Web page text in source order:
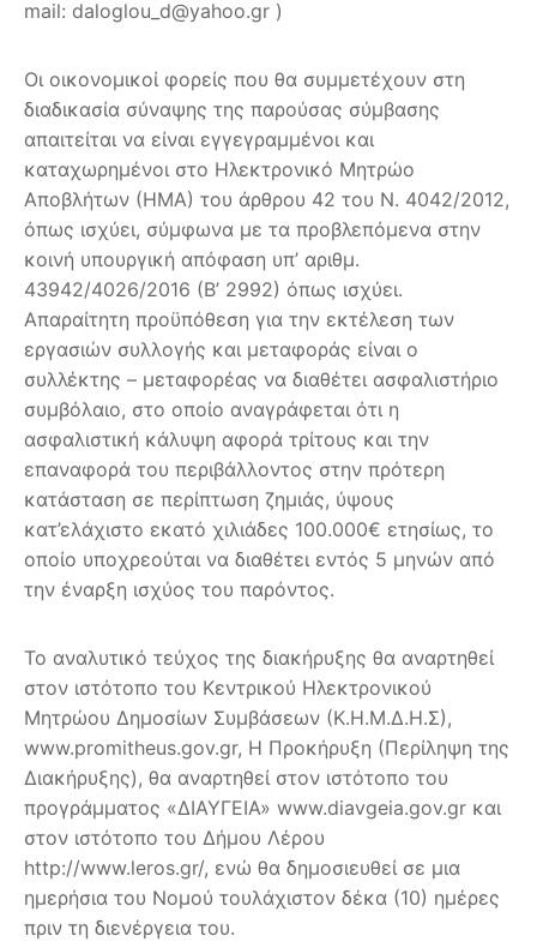
mail: daloglou_d@yahoo.gr )
Οι οικονομικοί φορείς που θα συμμετέχουν στη
διαδικασία σύναψης της παρούσας σύμβασης
απαιτείται να είναι εγγεγραμμένοι και
καταχωρημένοι στο Ηλεκτρονικό Μητρώο
Αποβλήτων (ΗΜΑ) του άρθρου 42 του Ν. 4042/2012,
όπως ισχύει, σύμφωνα με τα προβλεπόμενα στην
κοινή υπουργική απόφαση υπ’ αριθμ.
43942/4026/2016 (Β’ 2992) όπως ισχύει.
Απαραίτητη προϋπόθεση για την εκτέλεση των
εργασιών συλλογής και μεταφοράς είναι ο
συλλέκτης – μεταφορέας να διαθέτει ασφαλιστήριο
συμβόλαιο, στο οποίο αναγράφεται ότι η
ασφαλιστική κάλυψη αφορά τρίτους και την
επαναφορά του περιβάλλοντος στην πρότερη
κατάσταση σε περίπτωση ζημιάς, ύψους
κατ’ελάχιστο εκατό χιλιάδες 100.000€ ετησίως, το
οποίο υποχρεούται να διαθέτει εντός 5 μηνών από
την έναρξη ισχύος του παρόντος.
Το αναλυτικό τεύχος της διακήρυξης θα αναρτηθεί
στον ιστότοπο του Κεντρικού Ηλεκτρονικού
Μητρώου Δημοσίων Συμβάσεων (Κ.Η.Μ.Δ.Η.Σ),
www.promitheus.gov.gr, Η Προκήρυξη (Περίληψη της
Διακήρυξης), θα αναρτηθεί στον ιστότοπο του
προγράμματος «ΔΙΑΥΓΕΙΑ» www.diavgeia.gov.gr και
στον ιστότοπο του Δήμου Λέρου
http://www.leros.gr/, ενώ θα δημοσιευθεί σε μια
ημερήσια του Νομού τουλάχιστον δέκα (10) ημέρες
πριν τη διενέργεια του.